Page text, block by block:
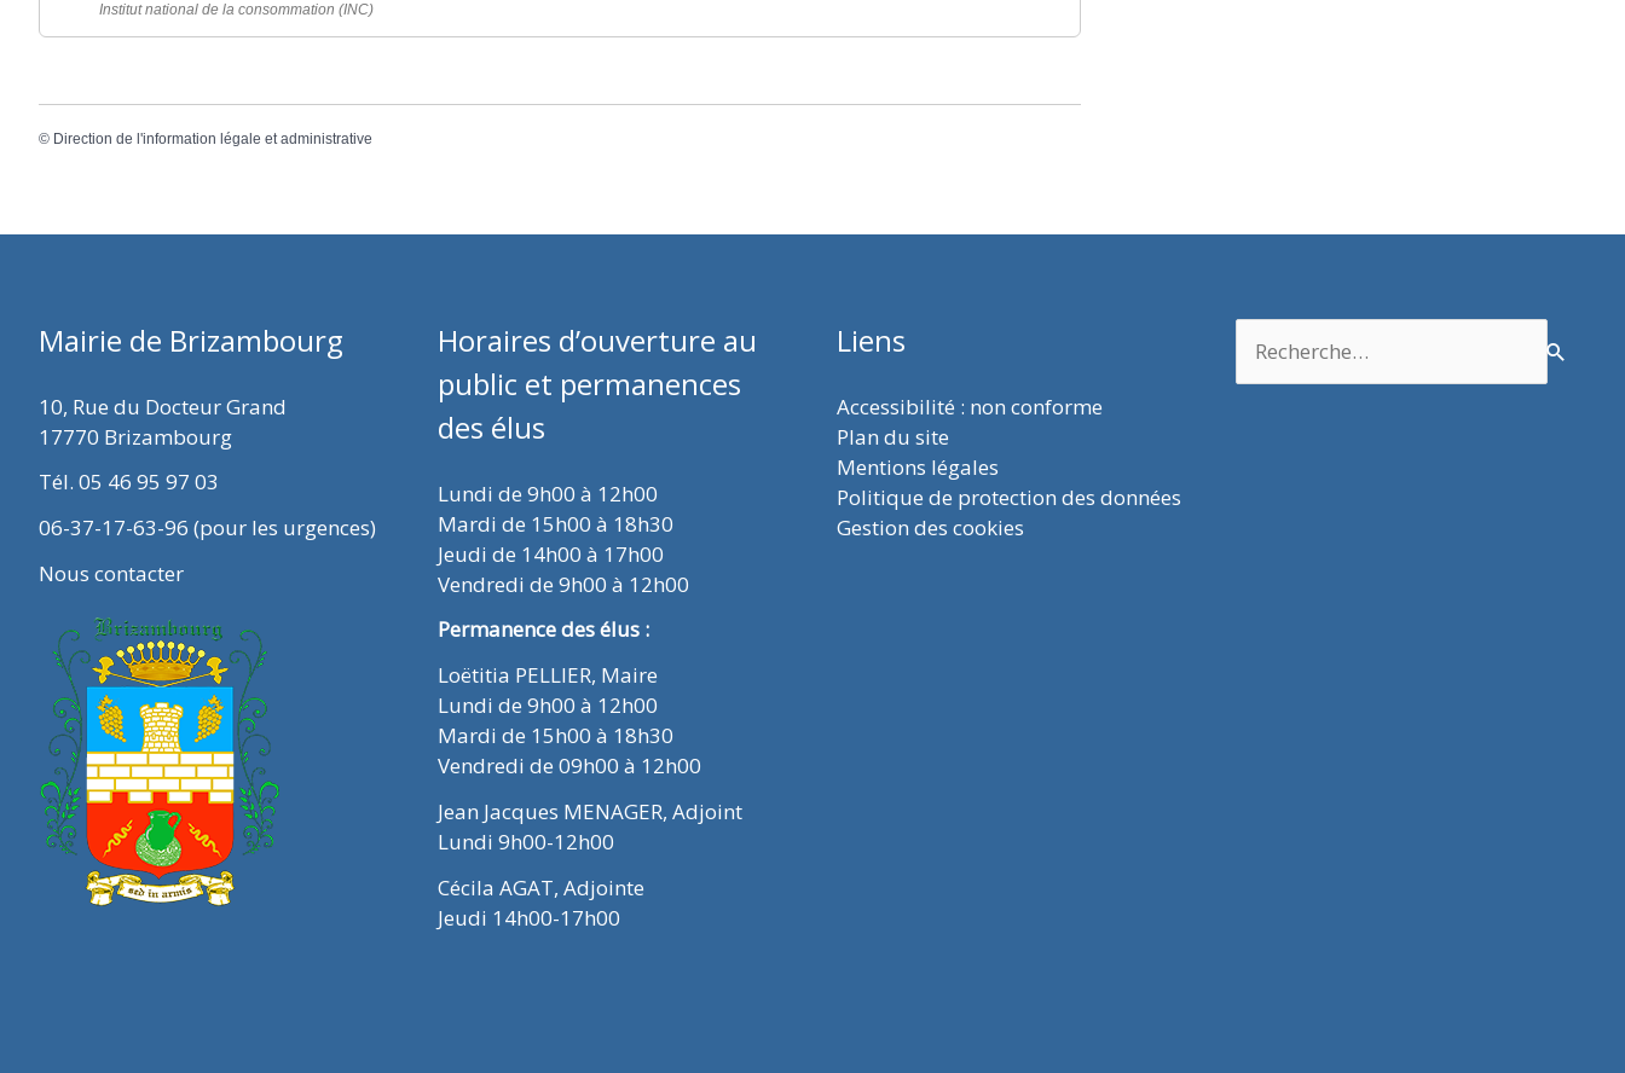
Institut national de la consommation (INC)
© Direction de l'information légale et administrative
Mairie de Brizambourg
10, Rue du Docteur Grand
17770 Brizambourg
Tél. 05 46 95 97 03
06-37-17-63-96 (pour les urgences)
Nous contacter
Horaires d’ouverture au
public et permanences
des élus
Lundi de 9h00 à 12h00
Mardi de 15h00 à 18h30
Jeudi de 14h00 à 17h00
Vendredi de 9h00 à 12h00
Permanence des élus :
Loëtitia PELLIER, Maire
Lundi de 9h00 à 12h00
Mardi de 15h00 à 18h30
Vendredi de 09h00 à 12h00
Jean Jacques MENAGER, Adjoint
Lundi 9h00-12h00
Cécila AGAT, Adjointe
Jeudi 14h00-17h00
Liens
Accessibilité : non conforme
Plan du site
Mentions légales
Politique de protection des données
Gestion des cookies